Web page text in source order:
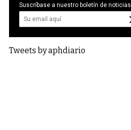
Suscríbase a nuestro boletín de noticias
Tweets by aphdiario